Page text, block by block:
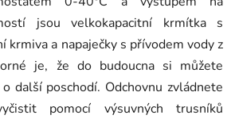
jsou velkokapacitní krmítka s
krmiva a napaječky s přívodem vody z
je, že do budoucna si můžete
další poschodí. Odchovnu zvládnete
pomocí výsuvných trusníků